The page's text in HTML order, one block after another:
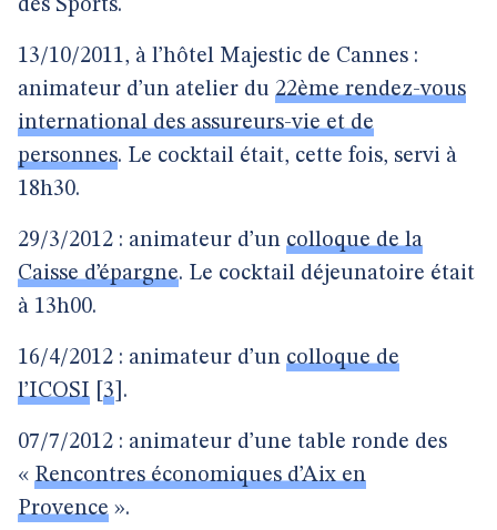
des Sports.
13/10/2011, à l’hôtel Majestic de Cannes :
animateur d’un atelier du 22ème rendez-vous
international des assureurs-vie et de
personnes. Le cocktail était, cette fois, servi à
18h30.
29/3/2012 : animateur d’un colloque de la
Caisse d’épargne. Le cocktail déjeunatoire était
à 13h00.
16/4/2012 : animateur d’un colloque de
l’ICOSI 3 .
07/7/2012 : animateur d’une table ronde des
« Rencontres économiques d’Aix en
Provence ».